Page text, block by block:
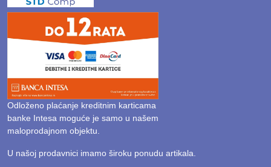
Odloženo plaćanje kreditnim karticama
banke Intesa moguće je samo u našem
maloprodajnom objektu.
U našoj prodavnici imamo široku ponudu artikala.